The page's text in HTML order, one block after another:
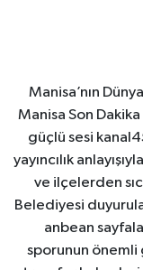
Manisa’nın
Manisa Son
güçlü sesi
yayıncılık
ve ilçelerden
Belediyesi
anbean
sporunun